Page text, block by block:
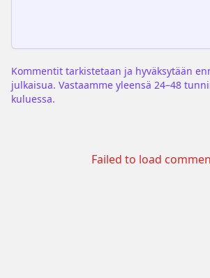
Kommentit tarkistetaan ja hyväksytään
julkaisua. Vastaamme yleensä 24–48
kuluessa.
Failed to load